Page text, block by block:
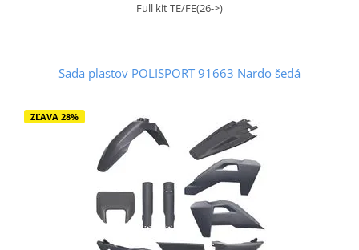
Full kit TE/FE(26->)
Sada plastov POLISPORT 91663 Nardo šedá
ZĽAVA 28%